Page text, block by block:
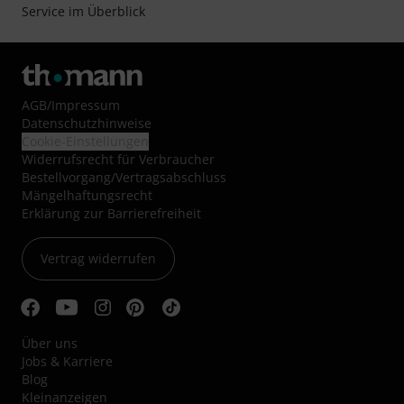
Service im Überblick
AGB/Impressum
Datenschutzhinweise
Widerrufsrecht für Verbraucher
Bestellvorgang/Vertragsabschluss
Mängelhaftungsrecht
Erklärung zur Barrierefreiheit
Vertrag widerrufen
Über uns
Jobs & Karriere
Blog
Kleinanzeigen